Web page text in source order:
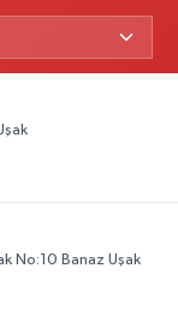
No:10 Banaz Uşak